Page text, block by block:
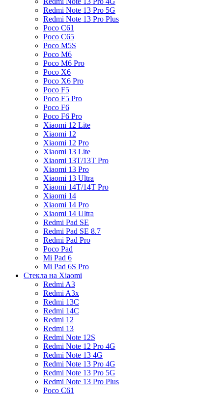
Redmi Note 13 Pro 5G
Redmi Note 13 Pro Plus
Poco C61
Poco C65
Poco M5S
Poco M6
Poco M6 Pro
Poco X6
Poco X6 Pro
Poco F5
Poco F5 Pro
Poco F6
Poco F6 Pro
Xiaomi 12 Lite
Xiaomi 12
Xiaomi 12 Pro
Xiaomi 13 Lite
Xiaomi 13T/13T Pro
Xiaomi 13 Pro
Xiaomi 13 Ultra
Xiaomi 14T/14T Pro
Xiaomi 14
Xiaomi 14 Pro
Xiaomi 14 Ultra
Redmi Pad SE
Redmi Pad SE 8.7
Redmi Pad Pro
Poco Pad
Mi Pad 6
Mi Pad 6S Pro
Стекла на Xiaomi
Redmi A3
Redmi A3x
Redmi 13C
Redmi 14C
Redmi 12
Redmi 13
Redmi Note 12S
Redmi Note 12 Pro 4G
Redmi Note 13 4G
Redmi Note 13 Pro 4G
Redmi Note 13 Pro 5G
Redmi Note 13 Pro Plus
Poco C61